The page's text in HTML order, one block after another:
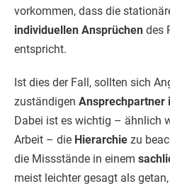
vorkommen, dass die
individuellen Ansprüchen des
entspricht.
Ist dies der Fall, sollten sich
zuständigen Ansprechpartner
Dabei ist es wichtig – ähnlich
Arbeit – die Hierarchie zu
die Missstände in einem
meist leichter gesagt als